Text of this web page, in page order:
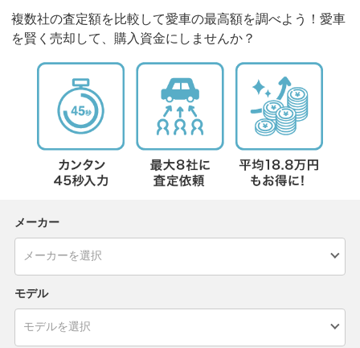
複数社の査定額を比較して愛車の最高額を調べよう！愛車
を賢く売却して、購入資金にしませんか？
メーカー
モデル